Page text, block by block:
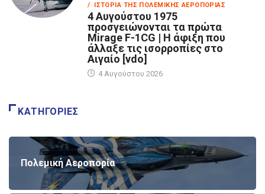
/ ΙΣΤΟΡΊΑ ΤΗΣ ΠΟΛΕΜΙΚΉΣ ΑΕΡΟΠΟΡΊΑΣ
4 Αυγούστου 1975
προσγειώνονται τα πρώτα
Mirage F-1CG | Η άφιξη που
άλλαξε τις ισορροπίες στο
Αιγαίο [vdo]
4 Αυγούστου 2026
ΚΑΤΗΓΟΡΊΕΣ
Πολεμική Αεροπορία